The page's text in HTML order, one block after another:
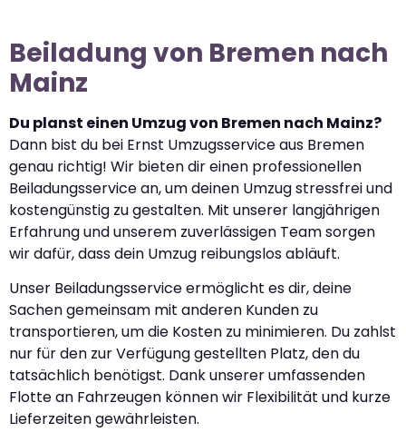
Beiladung von Bremen nach
Mainz
Du planst einen Umzug von Bremen nach Mainz?
Dann bist du bei Ernst Umzugsservice aus Bremen
genau richtig! Wir bieten dir einen professionellen
Beiladungsservice an, um deinen Umzug stressfrei und
kostengünstig zu gestalten. Mit unserer langjährigen
Erfahrung und unserem zuverlässigen Team sorgen
wir dafür, dass dein Umzug reibungslos abläuft.
Unser Beiladungsservice ermöglicht es dir, deine
Sachen gemeinsam mit anderen Kunden zu
transportieren, um die Kosten zu minimieren. Du zahlst
nur für den zur Verfügung gestellten Platz, den du
tatsächlich benötigst. Dank unserer umfassenden
Flotte an Fahrzeugen können wir Flexibilität und kurze
Lieferzeiten gewährleisten.